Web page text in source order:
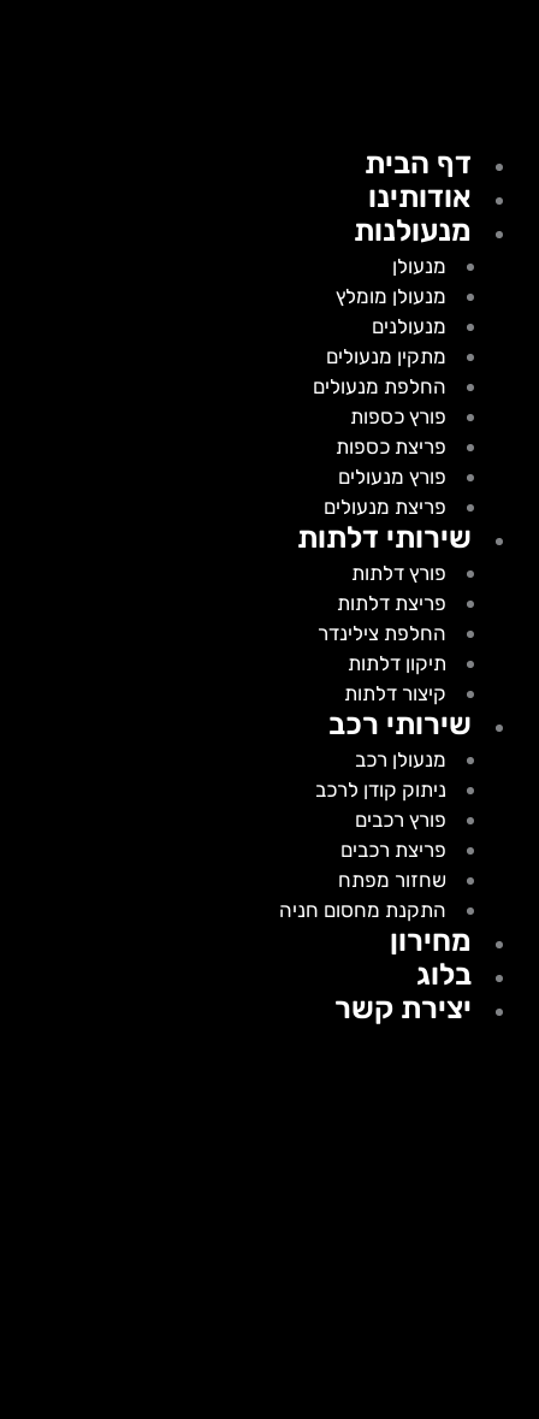
דף הבית
אודותינו
מנעולנות
מנעולן
מנעולן מומלץ
מנעולנים
מתקין מנעולים
החלפת מנעולים
פורץ כספות
פריצת כספות
פורץ מנעולים
פריצת מנעולים
שירותי דלתות
פורץ דלתות
פריצת דלתות
החלפת צילינדר
תיקון דלתות
קיצור דלתות
שירותי רכב
מנעולן רכב
ניתוק קודן לרכב
פורץ רכבים
פריצת רכבים
שחזור מפתח
התקנת מחסום חניה
מחירון
בלוג
יצירת קשר